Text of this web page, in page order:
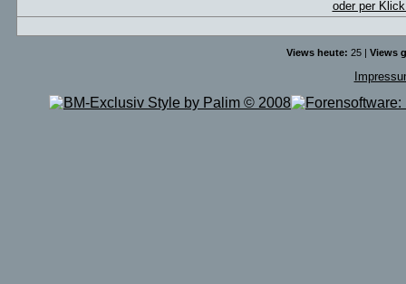
oder per
Views heute: 25 | Views